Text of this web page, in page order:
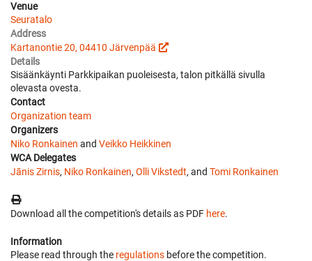
Venue
Seuratalo
Address
Kartanontie 20, 04410 Järvenpää
Details
Sisäänkäynti Parkkipaikan puoleisesta, talon pitkällä sivulla
olevasta ovesta.
Contact
Organization team
Organizers
Niko Ronkainen and Veikko Heikkinen
WCA Delegates
Jānis Zirnis, Niko Ronkainen, Olli Vikstedt, and Tomi Ronkainen
Download all the competition's details as PDF here.
Information
Please read through the regulations before the competition.